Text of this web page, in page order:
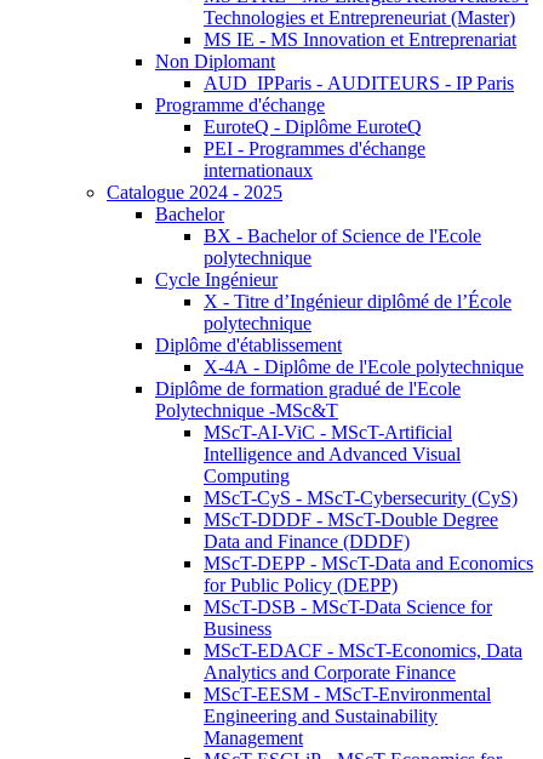
Technologies et Entrepreneuriat (Master)
MS IE - MS Innovation et Entreprenariat
Non Diplomant
AUD_IPParis - AUDITEURS - IP Paris
Programme d'échange
EuroteQ - Diplôme EuroteQ
PEI - Programmes d'échange
internationaux
Catalogue 2024 - 2025
Bachelor
BX - Bachelor of Science de l'Ecole
polytechnique
Cycle Ingénieur
X - Titre d’Ingénieur diplômé de l’École
polytechnique
Diplôme d'établissement
X-4A - Diplôme de l'Ecole polytechnique
Diplôme de formation gradué de l'Ecole
Polytechnique -MSc&T
MScT-AI-ViC - MScT-Artificial
Intelligence and Advanced Visual
Computing
MScT-CyS - MScT-Cybersecurity (CyS)
MScT-DDDF - MScT-Double Degree
Data and Finance (DDDF)
MScT-DEPP - MScT-Data and Economics
for Public Policy (DEPP)
MScT-DSB - MScT-Data Science for
Business
MScT-EDACF - MScT-Economics, Data
Analytics and Corporate Finance
MScT-EESM - MScT-Environmental
Engineering and Sustainability
Management